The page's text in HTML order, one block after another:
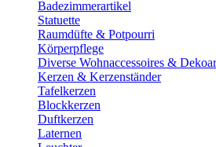
Badezimmerartikel
Statuette
Raumdüfte & Potpourri
Körperpflege
Diverse Wohnaccessoires &
Kerzen & Kerzenständer
Tafelkerzen
Blockkerzen
Duftkerzen
Laternen